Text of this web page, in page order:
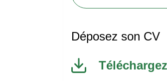
Déposez son CV